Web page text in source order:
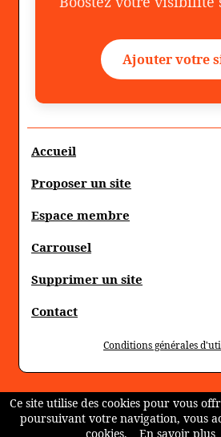
Ajouter votre
Accueil
Proposer un site
Espace membre
Carrousel
Supprimer un site
Contact
Conditions générales
Ce site utilise des cookies pour vous
poursuivant votre navigation, vous
cookies.
En savoir plus